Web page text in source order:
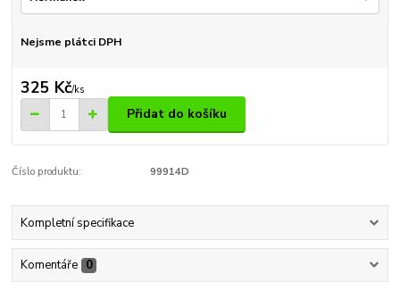
Nejsme plátci DPH
325 Kč/ks
Přidat do košíku
Číslo produktu: 99914D
Kompletní specifikace
Komentáře 0